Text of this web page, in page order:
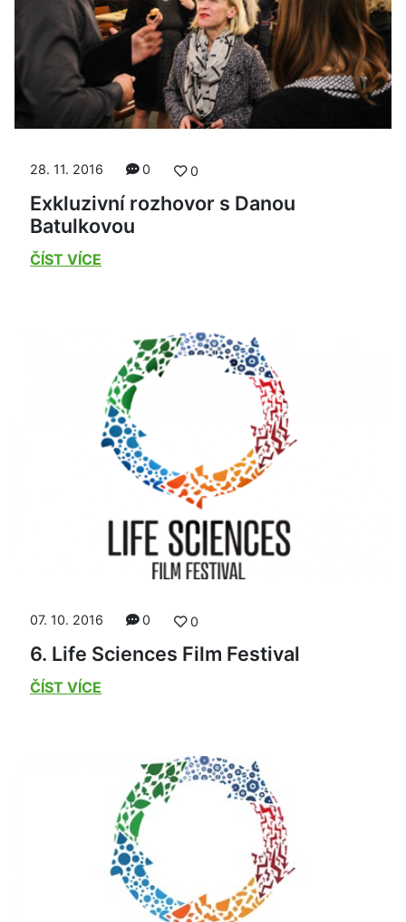
28. 11. 2016 0 0
Exkluzivní rozhovor s Danou
Batulkovou
ČÍST VÍCE
07. 10. 2016 0 0
6. Life Sciences Film Festival
ČÍST VÍCE